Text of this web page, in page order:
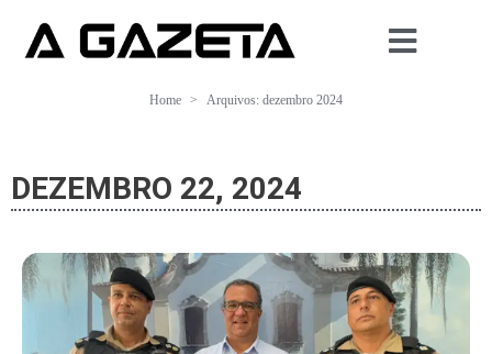
Home Arquivos: dezembro 2024
DEZEMBRO 22, 2024